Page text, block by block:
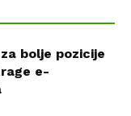
bolje pozicije
e-